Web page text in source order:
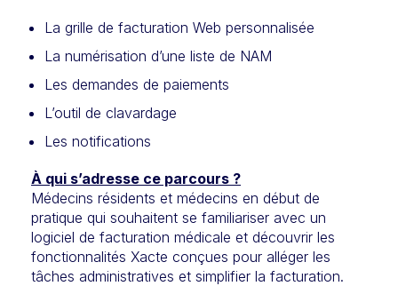
La grille de facturation Web personnalisée
La numérisation d’une liste de NAM
Les demandes de paiements
L’outil de clavardage
Les notifications
À qui s’adresse ce parcours ?
Médecins résidents et médecins en début de
pratique qui souhaitent se familiariser avec un
logiciel de facturation médicale et découvrir les
fonctionnalités Xacte conçues pour alléger les
tâches administratives et simplifier la facturation.